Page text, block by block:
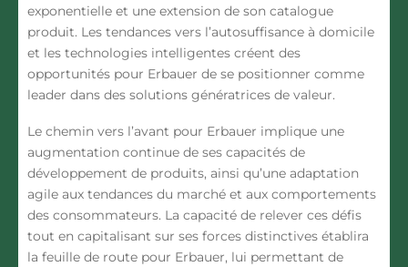
exponentielle et une extension de son catalogue
produit. Les tendances vers l’autosuffisance à domicile
et les technologies intelligentes créent des
opportunités pour Erbauer de se positionner comme
leader dans des solutions génératrices de valeur.
Le chemin vers l’avant pour Erbauer implique une
augmentation continue de ses capacités de
développement de produits, ainsi qu’une adaptation
agile aux tendances du marché et aux comportements
des consommateurs. La capacité de relever ces défis
tout en capitalisant sur ses forces distinctives établira
la feuille de route pour Erbauer, lui permettant de